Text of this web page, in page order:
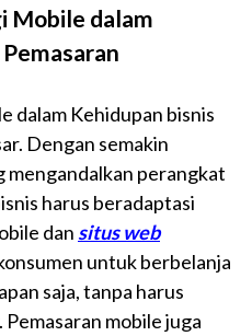
Mobile dalam
dalam Kehidupan bisnis
Dengan semakin
mengandalkan perangkat
harus beradaptasi
dan situs web
untuk berbelanja
saja, tanpa harus
mobile juga